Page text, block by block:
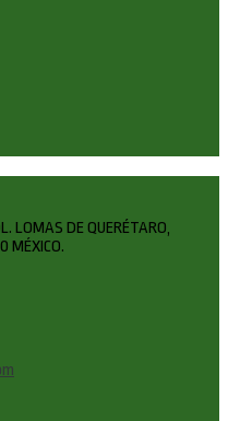
LOMAS DE QUERÉTARO,
MÉXICO.